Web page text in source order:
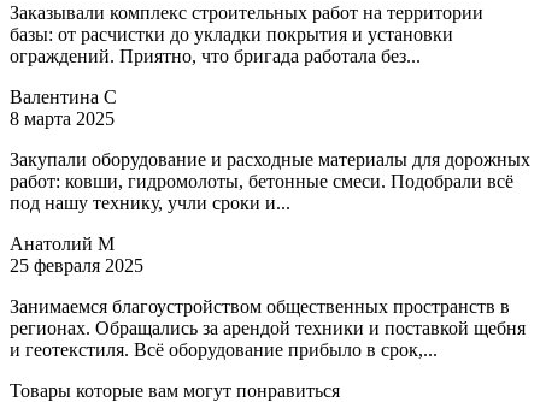
Заказывали комплекс строительных работ на территории
базы: от расчистки до укладки покрытия и установки
ограждений. Приятно, что бригада работала без...
Валентина С
8 марта 2025
Закупали оборудование и расходные материалы для дорожных
работ: ковши, гидромолоты, бетонные смеси. Подобрали всё
под нашу технику, учли сроки и...
Анатолий М
25 февраля 2025
Занимаемся благоустройством общественных пространств в
регионах. Обращались за арендой техники и поставкой щебня
и геотекстиля. Всё оборудование прибыло в срок,...
Товары которые вам могут понравиться